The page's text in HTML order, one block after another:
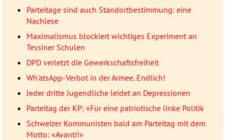
Parteitage sind auch Standortbestimmung: eine
Nachlese
Maximalismus blockiert wichtiges Experiment an
Tessiner Schulen
DPD verletzt die Gewerkschaftsfreiheit
Wh'atsApp-Verbot in der Armee. Endlich!
Jeder dritte Jugendliche leidet an Depressionen
Parteitag der KP: «Für eine patriotische linke Politik
Schweizer Kommunisten bald am Parteitag mit dem
Motto: «Avanti!»